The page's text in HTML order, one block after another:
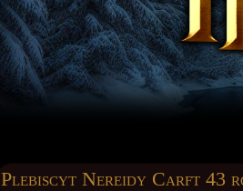
Plebiscyt Nereidy Carft 43